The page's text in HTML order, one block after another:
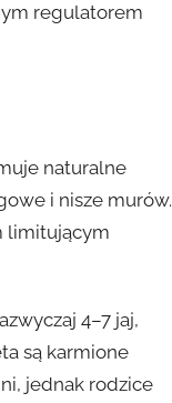
regulatorem
naturalne
i nisze murów.
limitującym
4–7 jaj,
są karmione
jednak rodzice